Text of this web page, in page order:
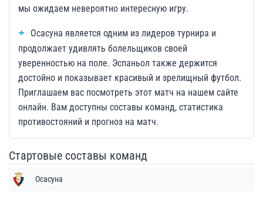
мы ожидаем невероятно интересную игру.
Осасуна является одним из лидеров турнира и
продолжает удивлять болельщиков своей
уверенностью на поле. Эспаньол также держится
достойно и показывает красивый и зрелищный футбол.
Приглашаем вас посмотреть этот матч на нашем сайте
онлайн. Вам доступны составы команд, статистика
противостояний и прогноз на матч.
Стартовые составы команд
Осасуна